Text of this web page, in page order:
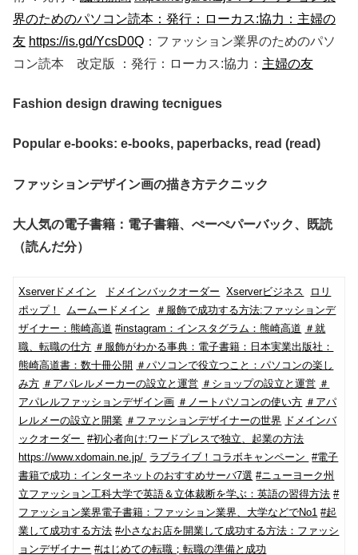
界のためのパソコン読本：発行：ローカス:協力：主婦の
友 https://is.gd/YcsD0Q ：ファッション業界のためのパソ
コン読本 改定版 ：発行：ローカス:協力： 主婦の友
Fashion design drawing tecnigues
Popular e-books: e-books, paperbacks, read (read)
ファッションデザイン画の描き方テクニック
大人気の電子書籍：電子書籍、ぺーぺパーバック、既読
（読んだ分）
Xserverドメイン ドメインバックオーダー Xserverビジネス
ロリ
ポップ！
ムームードメイン
＃服飾で成功する方法:ファッションデ
ザイナー：熊崎高道 #instagram：インスタグラム：熊崎高道 ＃就
職、転職の仕方 ＃服飾がわかる事典：電子書籍：日本実業出版社：
熊崎高道書：数十冊公開 ＃パソコンで役立つこと：パソコンの楽し
み方 ＃アパレルメーカーの設立と運営 ＃ショップの設立と運営 ＃
アパレルファッションデザイン画 ＃ノートパソコンの使い方 ＃アパ
レルメーの設立と開業 ＃ファッションデザイナーの世界 ドメインバ
ックオーダー
#初心者向け:ワードプレスで独立、起業の方法
https://www.xdomain.ne.jp/ ラブライブ！コラボキャンペーン
#電子
書籍で成功：インターネットのおすすめサーバ7選 #ニューヨーク州
立ファッション工科大学で英語＆立体裁断を学ぶ：英語の習得方法 #
ファッション業界電子書籍：ファッション業界、大学などでNo1 #起
業して成功する方法 #小さなお店を開業して成功する方法：ファッシ
ョンデザイナー #はじめての転職；転職の準備と成功